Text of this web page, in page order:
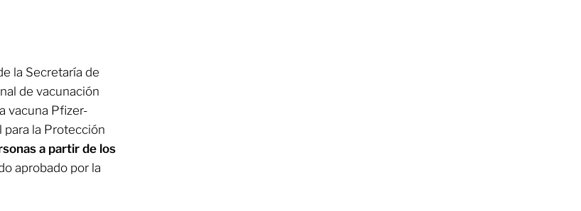
la Secretaría de
de vacunación
vacuna Pfizer-
para la Protección
a partir de los
aprobado por la